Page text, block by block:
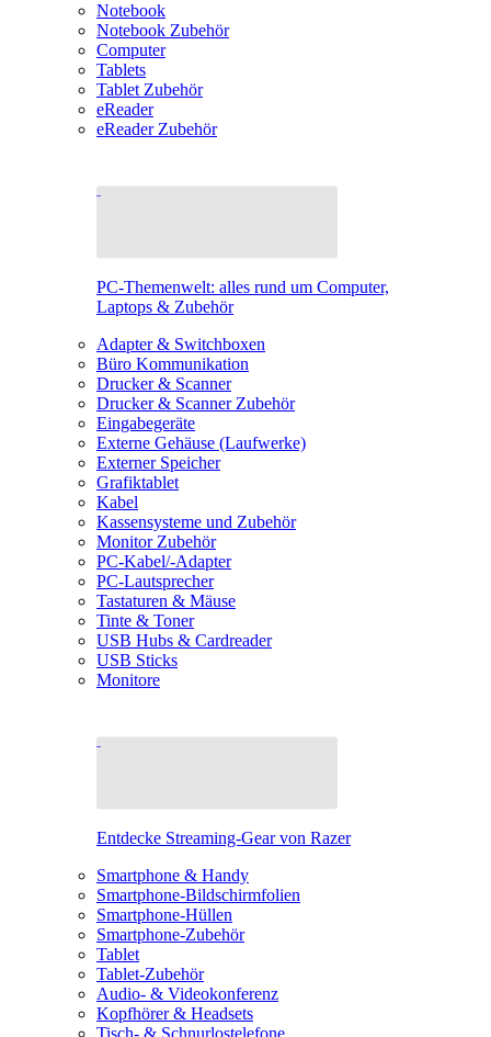
Notebook
Notebook Zubehör
Computer
Tablets
Tablet Zubehör
eReader
eReader Zubehör
PC-Themenwelt: alles rund um Computer,
Laptops & Zubehör
Adapter & Switchboxen
Büro Kommunikation
Drucker & Scanner
Drucker & Scanner Zubehör
Eingabegeräte
Externe Gehäuse (Laufwerke)
Externer Speicher
Grafiktablet
Kabel
Kassensysteme und Zubehör
Monitor Zubehör
PC-Kabel/-Adapter
PC-Lautsprecher
Tastaturen & Mäuse
Tinte & Toner
USB Hubs & Cardreader
USB Sticks
Monitore
Entdecke Streaming-Gear von Razer
Smartphone & Handy
Smartphone-Bildschirmfolien
Smartphone-Hüllen
Smartphone-Zubehör
Tablet
Tablet-Zubehör
Audio- & Videokonferenz
Kopfhörer & Headsets
Tisch- & Schnurlostelefone